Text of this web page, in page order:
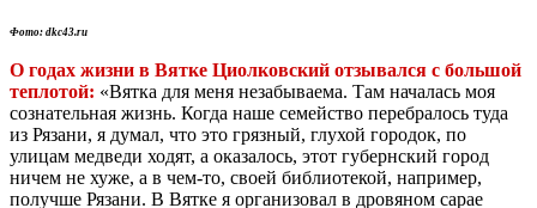
Фото: dkc43.ru
О годах жизни в Вятке Циолковский отзывался с большой
теплотой: «Вятка для меня незабываема. Там началась моя
сознательная жизнь. Когда наше семейство перебралось туда
из Рязани, я думал, что это грязный, глухой городок, по
улицам медведи ходят, а оказалось, этот губернский город
ничем не хуже, а в чем-то, своей библиотекой, например,
получше Рязани. В Вятке я организовал в дровяном сарае